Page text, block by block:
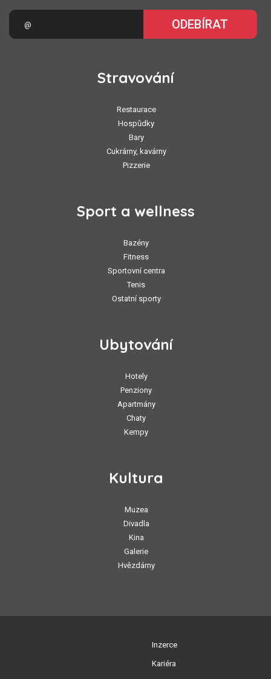
ODEBÍRAT
Stravování
Restaurace
Hospůdky
Bary
Cukrárny, kavárny
Pizzerie
Sport a wellness
Bazény
Fitness
Sportovní centra
Tenis
Ostatní sporty
Ubytování
Hotely
Penziony
Apartmány
Chaty
Kempy
Kultura
Muzea
Divadla
Kina
Galerie
Hvězdárny
Inzerce
Kariéra